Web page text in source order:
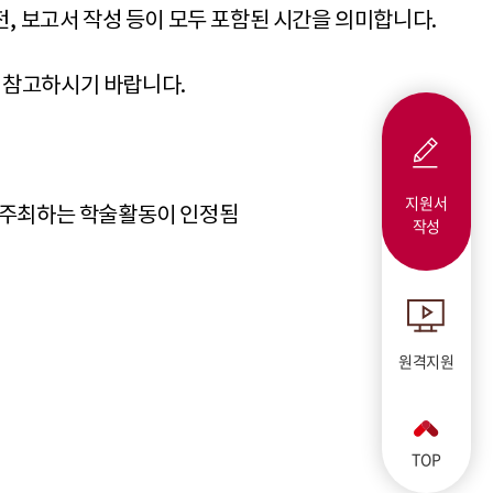
, 보고서 작성 등이 모두 포함된 시간을 의미합니다.
고하시기 바랍니다.
최하는 학술활동이 인정됨
지원서
작성
원격지원
TOP